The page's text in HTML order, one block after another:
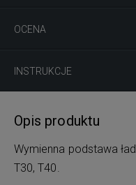
OCENA
INSTRUKCJE
Opis produktu
Wymienna podstawa
T30, T40.